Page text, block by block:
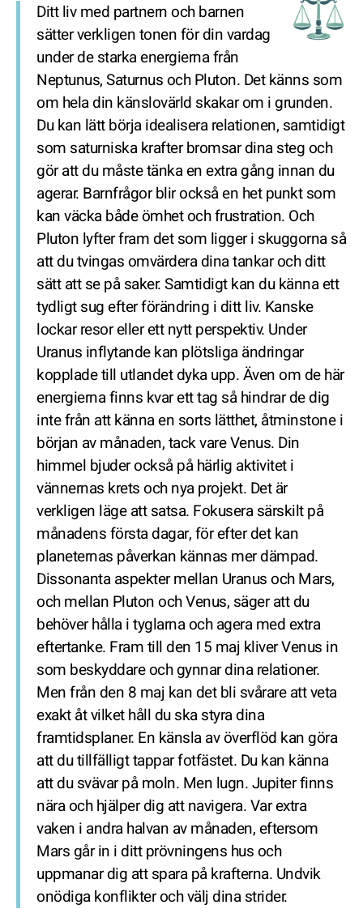
Ditt liv med partnern och barnen
sätter verkligen tonen för din vardag
under de starka energierna från
Neptunus, Saturnus och Pluton. Det känns som
om hela din känslovärld skakar om i grunden.
Du kan lätt börja idealisera relationen, samtidigt
som saturniska krafter bromsar dina steg och
gör att du måste tänka en extra gång innan du
agerar. Barnfrågor blir också en het punkt som
kan väcka både ömhet och frustration. Och
Pluton lyfter fram det som ligger i skuggorna så
att du tvingas omvärdera dina tankar och ditt
sätt att se på saker. Samtidigt kan du känna ett
tydligt sug efter förändring i ditt liv. Kanske
lockar resor eller ett nytt perspektiv. Under
Uranus inflytande kan plötsliga ändringar
kopplade till utlandet dyka upp. Även om de här
energierna finns kvar ett tag så hindrar de dig
inte från att känna en sorts lätthet, åtminstone i
början av månaden, tack vare Venus. Din
himmel bjuder också på härlig aktivitet i
vännernas krets och nya projekt. Det är
verkligen läge att satsa. Fokusera särskilt på
månadens första dagar, för efter det kan
planeternas påverkan kännas mer dämpad.
Dissonanta aspekter mellan Uranus och Mars,
och mellan Pluton och Venus, säger att du
behöver hålla i tyglarna och agera med extra
eftertanke. Fram till den 15 maj kliver Venus in
som beskyddare och gynnar dina relationer.
Men från den 8 maj kan det bli svårare att veta
exakt åt vilket håll du ska styra dina
framtidsplaner. En känsla av överflöd kan göra
att du tillfälligt tappar fotfästet. Du kan känna
att du svävar på moln. Men lugn. Jupiter finns
nära och hjälper dig att navigera. Var extra
vaken i andra halvan av månaden, eftersom
Mars går in i ditt prövningens hus och
uppmanar dig att spara på krafterna. Undvik
onödiga konflikter och välj dina strider.